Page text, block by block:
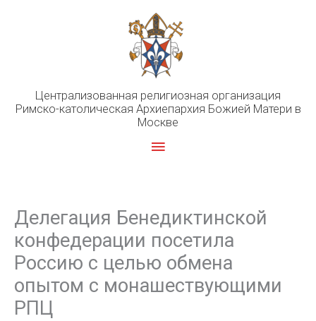
Централизованная религиозная организация
Римско-католическая Архиепархия Божией Матери в
Москве
Главное
Делегация Бенедиктинской
конфедерации посетила
Россию с целью обмена
опытом с монашествующими
РПЦ